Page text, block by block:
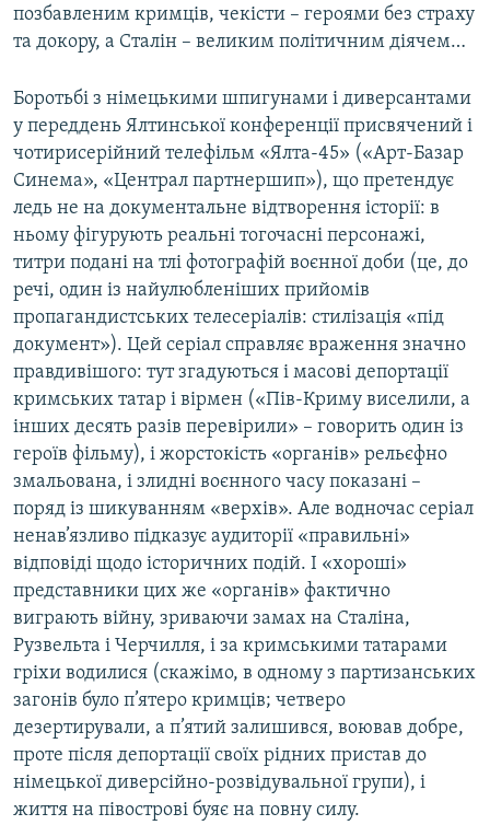
позбавленим кримців, чекісти – героями без страху
та докору, а Сталін – великим політичним діячем…
Боротьбі з німецькими шпигунами і диверсантами
у переддень Ялтинської конференції присвячений і
чотирисерійний телефільм «Ялта-45» («Арт-Базар
Синема», «Централ партнершип»), що претендує
ледь не на документальне відтворення історії: в
ньому фігурують реальні тогочасні персонажі,
титри подані на тлі фотографій воєнної доби (це, до
речі, один із найулюбленіших прийомів
пропагандистських телесеріалів: стилізація «під
документ»). Цей серіал справляє враження значно
правдивішого: тут згадуються і масові депортації
кримських татар і вірмен («Пів-Криму виселили, а
інших десять разів перевірили» – говорить один із
героїв фільму), і жорстокість «органів» рельєфно
змальована, і злидні воєнного часу показані –
поряд із шикуванням «верхів». Але водночас серіал
ненав’язливо підказує аудиторії «правильні»
відповіді щодо історичних подій. І «хороші»
представники цих же «органів» фактично
виграють війну, зриваючи замах на Сталіна,
Рузвельта і Черчилля, і за кримськими татарами
гріхи водилися (скажімо, в одному з партизанських
загонів було п’ятеро кримців; четверо
дезертирували, а п’ятий залишився, воював добре,
проте після депортації своїх рідних пристав до
німецької диверсійно-розвідувальної групи), і
життя на півострові буяє на повну силу.